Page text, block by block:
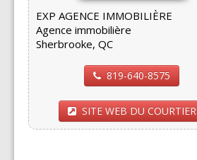
EXP AGENCE IMMOBILIÈRE
Agence immobilière
Sherbrooke, QC
819-640-8575
SITE WEB DU COURTIER